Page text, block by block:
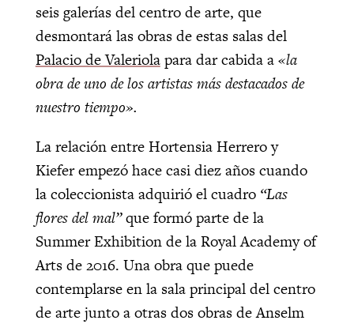
seis galerías del centro de arte, que
desmontará las obras de estas salas del
Palacio de Valeriolapara dar cabida a«la
obra de uno de los artistas más destacados de
nuestro tiempo».
La relación entre Hortensia Herrero y
Kiefer empezó hace casi diez años cuando
la coleccionista adquirió el cuadro“Las
flores del mal”que formó parte de la
Summer Exhibition de la Royal Academy of
Arts de 2016. Una obra que puede
contemplarse en la sala principal del centro
de arte junto a otras dos obras de Anselm